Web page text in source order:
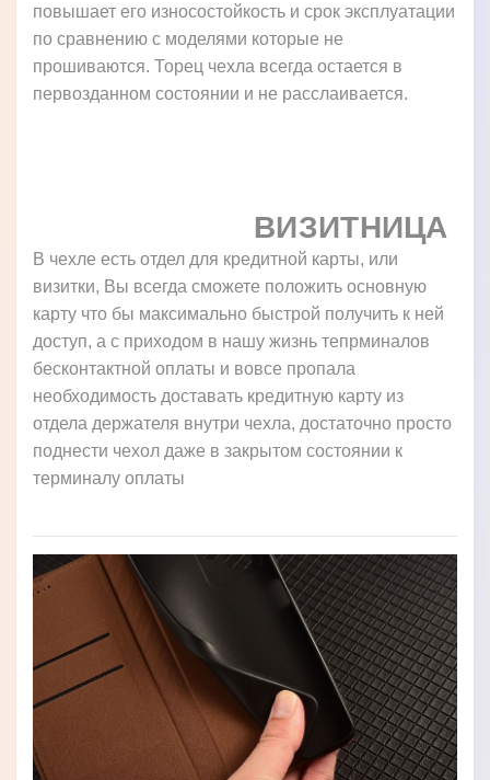
повышает его износостойкость и срок эксплуатации
по сравнению с моделями которые не
прошиваются. Торец чехла всегда остается в
первозданном состоянии и не расслаивается.
ВИЗИТНИЦА
В чехле есть отдел для кредитной карты, или
визитки, Вы всегда сможете положить основную
карту что бы максимально быстрой получить к ней
доступ, а с приходом в нашу жизнь тепрминалов
бесконтактной оплаты и вовсе пропала
необходимость доставать кредитную карту из
отдела держателя внутри чехла, достаточно просто
поднести чехол даже в закрытом состоянии к
терминалу оплаты